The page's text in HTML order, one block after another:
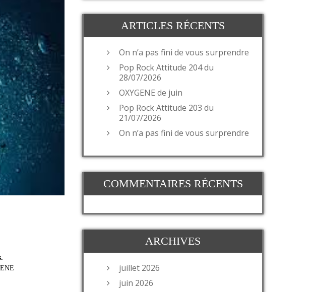
ARTICLES RÉCENTS
On n’a pas fini de vous surprendre
Pop Rock Attitude 204 du
28/07/2026
OXYGENE de juin
Pop Rock Attitude 203 du
21/07/2026
On n’a pas fini de vous surprendre
COMMENTAIRES RÉCENTS
ARCHIVES
juillet 2026
juin 2026